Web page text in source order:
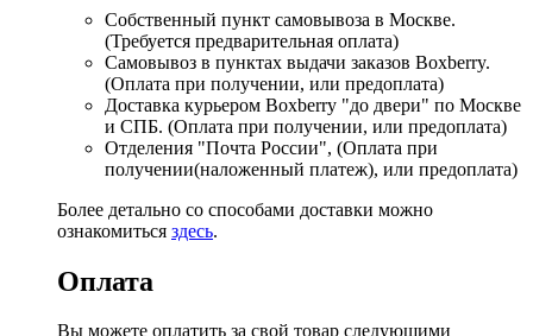
Собственный пункт самовывоза в Москве.
(Требуется предварительная оплата)
Самовывоз в пунктах выдачи заказов Boxberry.
(Оплата при получении, или предоплата)
Доставка курьером Boxberry "до двери" по Москве
и СПБ. (Оплата при получении, или предоплата)
Отделения "Почта России", (Оплата при
получении(наложенный платеж), или предоплата)
Более детально со способами доставки можно
ознакомиться здесь.
Оплата
Вы можете оплатить за свой товар следующими